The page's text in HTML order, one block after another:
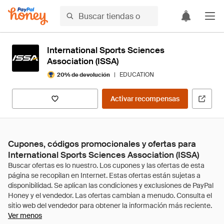
International Sports Sciences
Association (ISSA)
20% de devolución | EDUCATION
Activar recompensas
Cupones, códigos promocionales y ofertas para
International Sports Sciences Association (ISSA)
Ver menos